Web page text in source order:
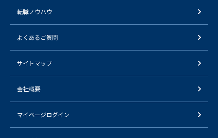
転職ノウハウ
よくあるご質問
サイトマップ
会社概要
マイページログイン